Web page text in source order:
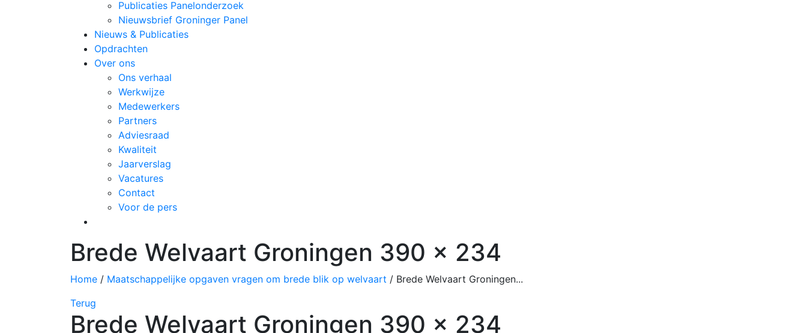
Publicaties Panelonderzoek
Nieuwsbrief Groninger Panel
Nieuws & Publicaties
Opdrachten
Over ons
Ons verhaal
Werkwijze
Medewerkers
Partners
Adviesraad
Kwaliteit
Jaarverslag
Vacatures
Contact
Voor de pers
Brede Welvaart Groningen 390 x 234
Home / Maatschappelijke opgaven vragen om brede blik op welvaart / Brede Welvaart Groningen...
Terug
Brede Welvaart Groningen 390 x 234